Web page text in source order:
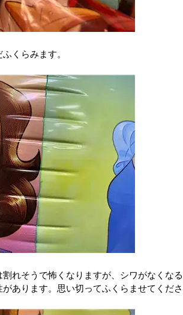
くらみます。
れそうで怖くなりますが、シワがなくな
あります。思い切ってふくらませてくださ